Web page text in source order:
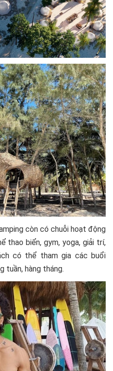
còn có chuỗi hoạt động
thao biển, gym, yoga, giải trí,
có thể tham gia các buổi
tuần, hàng tháng.